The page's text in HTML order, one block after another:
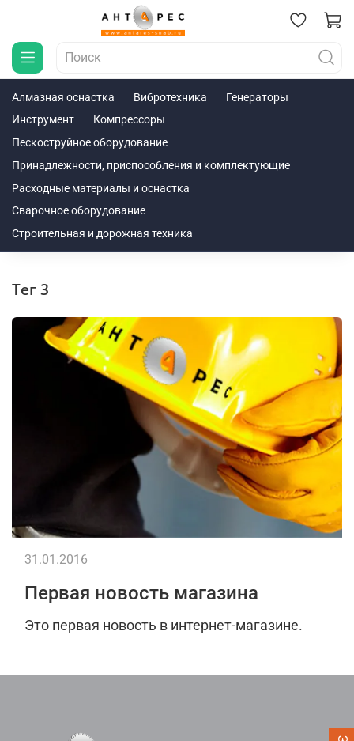
Алмазная оснастка Вибротехника
Генераторы
Инструмент
Компрессоры
Пескоструйное оборудование
Принадлежности, приспособления и комплектующие
Расходные материалы и оснастка
Сварочное оборудование
Строительная и дорожная техника
тег 3
Первая новость магазина
Это первая новость в интернет-магазине.
31.01.2016